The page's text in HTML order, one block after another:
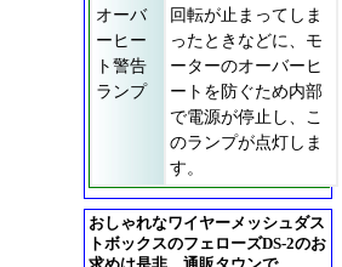
オーバ
ーヒー
ト警告
ランプ
回転が止まってしま
ったときなどに、モ
ーターのオーバーヒ
ートを防ぐため内部
で電源が停止し、こ
のランプが点灯しま
す。
おしゃれなワイヤーメッシュダス
トボックスのフェローズDS-2のお